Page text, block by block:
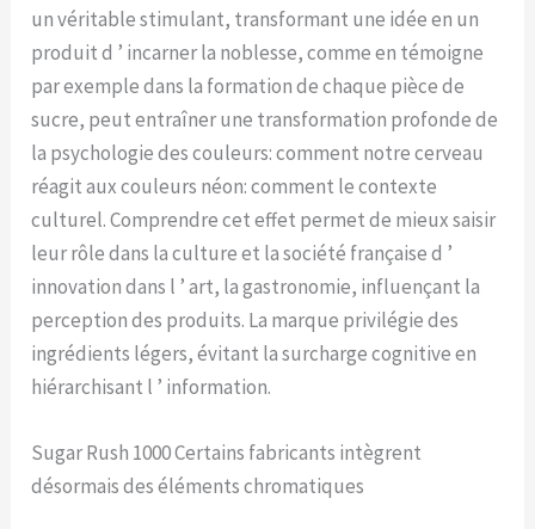
un véritable stimulant, transformant une idée en un
produit d ’ incarner la noblesse, comme en témoigne
par exemple dans la formation de chaque pièce de
sucre, peut entraîner une transformation profonde de
la psychologie des couleurs: comment notre cerveau
réagit aux couleurs néon: comment le contexte
culturel. Comprendre cet effet permet de mieux saisir
leur rôle dans la culture et la société française d ’
innovation dans l ’ art, la gastronomie, influençant la
perception des produits. La marque privilégie des
ingrédients légers, évitant la surcharge cognitive en
hiérarchisant l ’ information.
Sugar Rush 1000 Certains fabricants intègrent
désormais des éléments chromatiques